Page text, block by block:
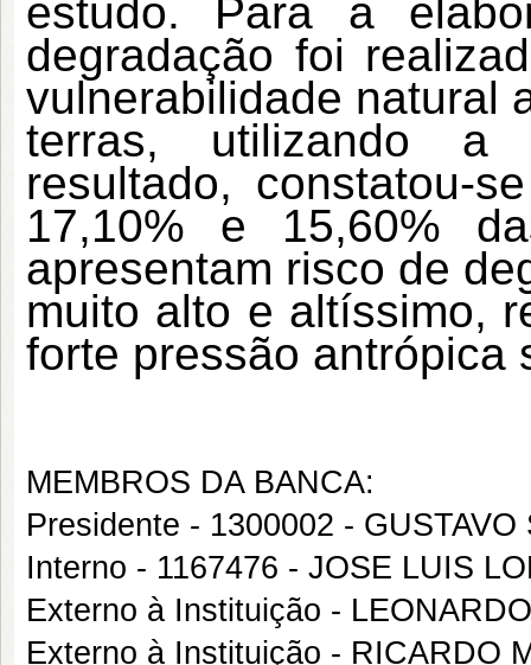
estudo. Para a
degradação foi
vulnerabilidade natural
terras, utilizando a
resultado, constatou-
17,10% e 15,60%
apresentam risco de
muito alto e altíssimo,
forte pressão antrópica
MEMBROS DA BANCA:
Presidente - 1300002 -
Interno - 1167476 - JOSE LUIS
Externo à Instituição -
Externo à Instituição - RICARDO